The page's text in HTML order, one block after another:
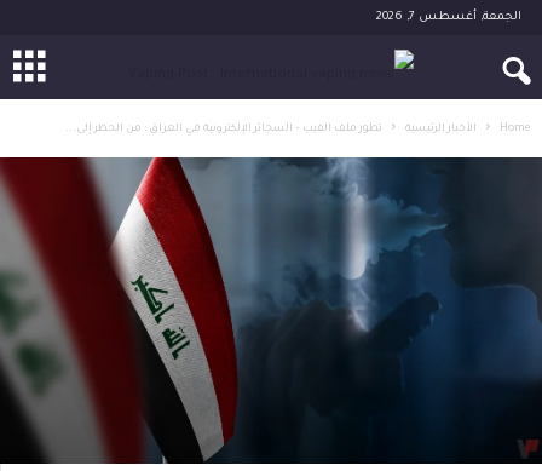
الجمعة, أغسطس 7, 2026
Home الأخبار الرئيسية تطور ملف الفيب – السجائر الإلكترونية في العراق : من الحظر إلى...